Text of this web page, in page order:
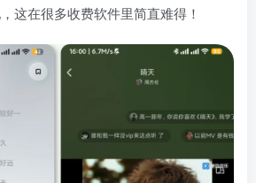
这在很多收费软件里简直难得！